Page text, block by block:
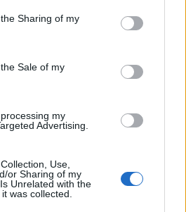
parties.
app uses one or more Google
and store information including but
usage behaviour. You may click to
Google and its third-party tags to
Sharing of my
Sale of my
my
Advertising.
Use,
or Sharing of my
Unrelated with the
was collected.
racconta l’estate
Villacidro si accende di